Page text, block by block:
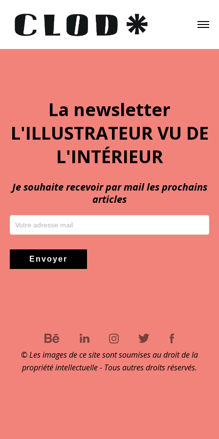
La newsletter
L'ILLUSTRATEUR VU DE
L'INTÉRIEUR
Je souhaite recevoir par mail les prochains
articles
© Les images de ce site sont soumises au droit de la
propriété intellectuelle - Tous autres droits réservés.